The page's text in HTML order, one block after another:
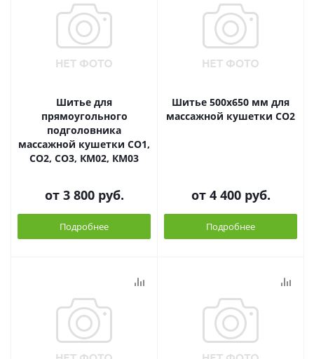
Шитье для
прямоугольного
подголовника
массажной кушетки СО1,
СО2, СО3, КМ02, КМ03
от 3 800 руб.
Подробнее
Шитье 500х650 мм для
массажной кушетки CO2
от 4 400 руб.
Подробнее